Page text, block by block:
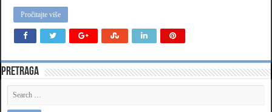
Pročitajte više
Pretraga